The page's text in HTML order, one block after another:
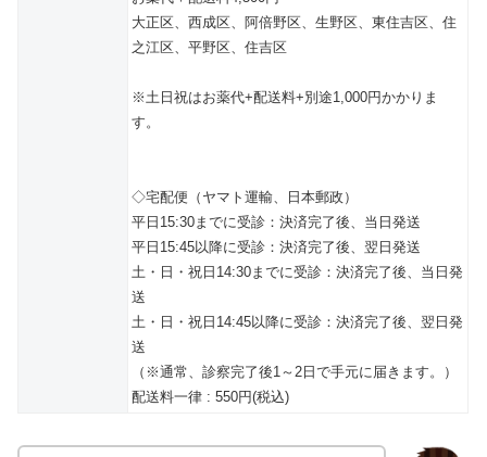
大正区、西成区、阿倍野区、生野区、東住吉区、住
之江区、平野区、住吉区
※土日祝はお薬代+配送料+別途1,000円かかりま
す。
◇宅配便（ヤマト運輸、日本郵政）
平日15:30までに受診：決済完了後、当日発送
平日15:45以降に受診：決済完了後、翌日発送
土・日・祝日14:30までに受診：決済完了後、当日発
送
土・日・祝日14:45以降に受診：決済完了後、翌日発
送
（※通常、診察完了後1～2日で手元に届きます。）
配送料一律 : 550円(税込)